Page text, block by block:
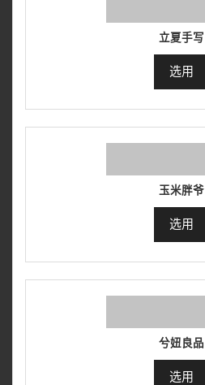
立夏手写
选用
玉米胖爷
选用
兮妞良品
选用